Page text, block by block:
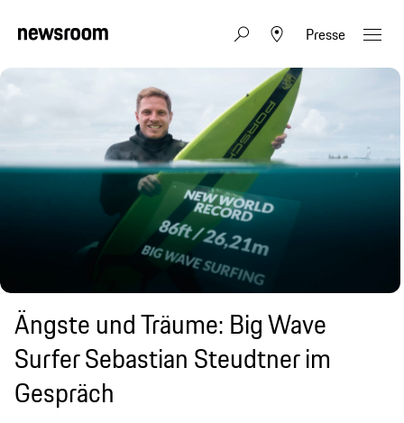
Presse
Ängste und Träume: Big Wave
Surfer Sebastian Steudtner im
Gespräch